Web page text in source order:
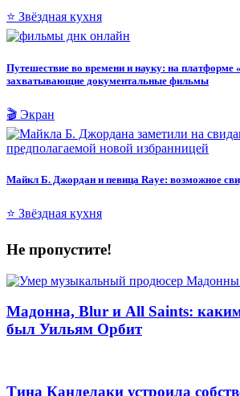
⭐ Звёздная кухня
Путешествие во времени и науку: на
захватывающие документальные фильмы
🎬 Экран
Майкл Б. Джордан и певица Raye: возможное
⭐ Звёздная кухня
Не пропустите!
Мадонна, Blur и All Saints:
был Уильям Орбит
Тина Канделаки устроила